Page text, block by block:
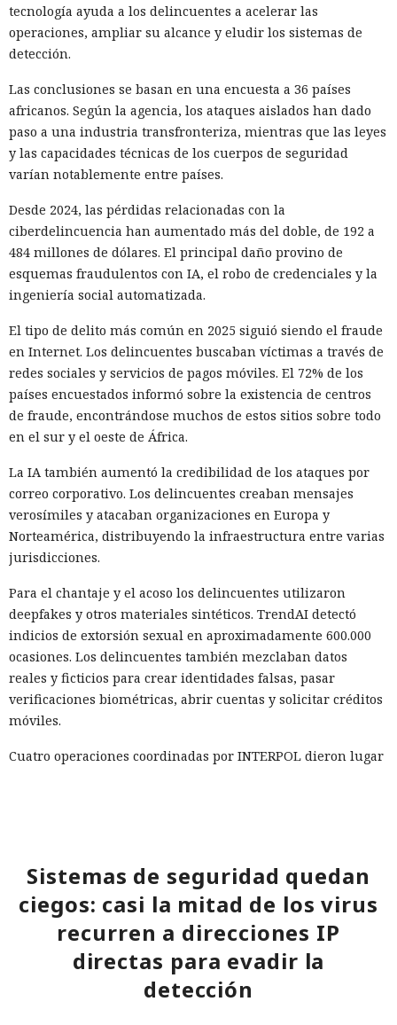
tecnología ayuda a los delincuentes a acelerar las
operaciones, ampliar su alcance y eludir los sistemas de
detección.
Las conclusiones se basan en una encuesta a 36 países
africanos. Según la agencia, los ataques aislados han dado
paso a una industria transfronteriza, mientras que las leyes
y las capacidades técnicas de los cuerpos de seguridad
varían notablemente entre países.
Desde 2024, las pérdidas relacionadas con la
ciberdelincuencia han aumentado más del doble, de 192 a
484 millones de dólares. El principal daño provino de
esquemas fraudulentos con IA, el robo de credenciales y la
ingeniería social automatizada.
El tipo de delito más común en 2025 siguió siendo el fraude
en Internet. Los delincuentes buscaban víctimas a través de
redes sociales y servicios de pagos móviles. El 72% de los
países encuestados informó sobre la existencia de centros
de fraude, encontrándose muchos de estos sitios sobre todo
en el sur y el oeste de África.
La IA también aumentó la credibilidad de los ataques por
correo corporativo. Los delincuentes creaban mensajes
verosímiles y atacaban organizaciones en Europa y
Norteamérica, distribuyendo la infraestructura entre varias
jurisdicciones.
Para el chantaje y el acoso los delincuentes utilizaron
deepfakes y otros materiales sintéticos. TrendAI detectó
indicios de extorsión sexual en aproximadamente 600.000
ocasiones. Los delincuentes también mezclaban datos
reales y ficticios para crear identidades falsas, pasar
verificaciones biométricas, abrir cuentas y solicitar créditos
móviles.
Cuatro operaciones coordinadas por INTERPOL dieron lugar
IA y a fortalecer la cooperación entre bancos, operadores de
telecomunicaciones y la policía.
Sistemas de seguridad quedan
ciegos: casi la mitad de los virus
recurren a direcciones IP
directas para evadir la
detección